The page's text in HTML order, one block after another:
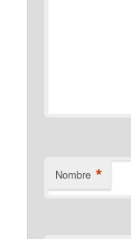
Nombre *